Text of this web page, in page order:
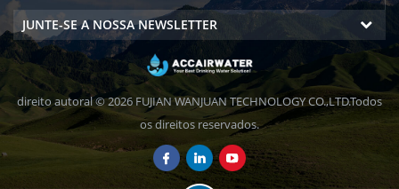
JUNTE-SE A NOSSA NEWSLETTER
direito autoral © 2026 FUJIAN WANJUAN TECHNOLOGY CO.,LTD.Todos
os direitos reservados.